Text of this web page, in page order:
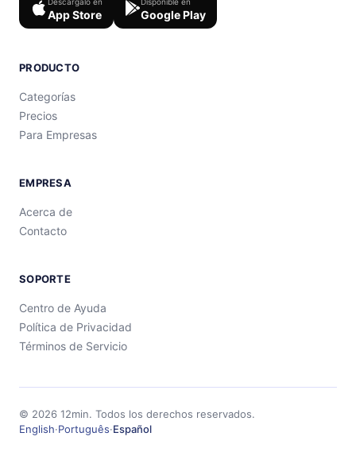
App Store Google Play
PRODUCTO
Categorías
Precios
Para Empresas
EMPRESA
Acerca de
Contacto
SOPORTE
Centro de Ayuda
Política de Privacidad
Términos de Servicio
© 2026 12min. Todos los derechos reservados.
English·Português·Español